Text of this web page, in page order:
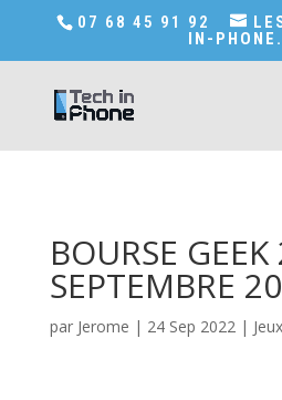
Accédez a Shop-in-tech-in-phone
07 68 45 91 92
IN-
BOURSE
SEPTEMBRE
par Jerome | 24 Sep 2022|